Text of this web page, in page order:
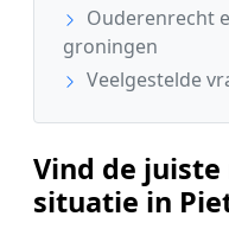
Ouderenrecht
groningen
Veelgestelde
Vind de
situatie in